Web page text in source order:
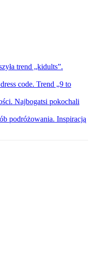
trend „kidults”.
code. Trend „9 to
Najbogatsi pokochali
podróżowania. Inspiracją